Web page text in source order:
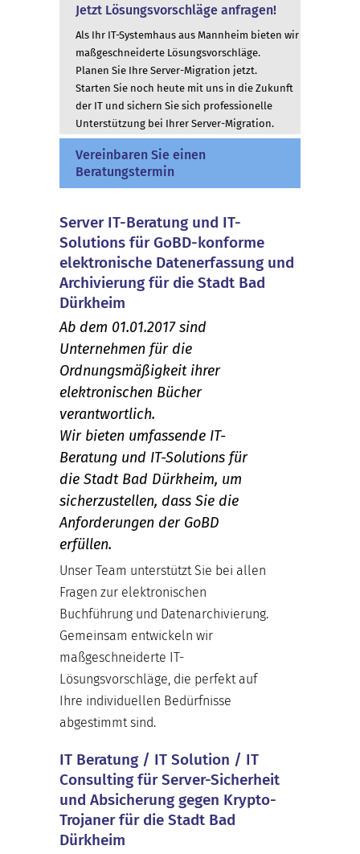
Jetzt Lösungsvorschläge anfragen!
Als Ihr IT-Systemhaus aus Mannheim bieten wir
maßgeschneiderte Lösungsvorschläge.
Planen Sie Ihre Server-Migration jetzt.
Starten Sie noch heute mit uns in die Zukunft
der IT und sichern Sie sich professionelle
Unterstützung bei Ihrer Server-Migration.
Vereinbaren Sie einen
Beratungstermin
Server IT-Beratung und IT-
Solutions für GoBD-konforme
elektronische Datenerfassung und
Archivierung für die Stadt Bad
Dürkheim
Ab dem 01.01.2017 sind
Unternehmen für die
Ordnungsmäßigkeit ihrer
elektronischen Bücher
verantwortlich.
Wir bieten umfassende IT-
Beratung und IT-Solutions für
die Stadt Bad Dürkheim, um
sicherzustellen, dass Sie die
Anforderungen der GoBD
erfüllen.
Unser Team unterstützt Sie bei allen
Fragen zur elektronischen
Buchführung und Datenarchivierung.
Gemeinsam entwickeln wir
maßgeschneiderte IT-
Lösungsvorschläge, die perfekt auf
Ihre individuellen Bedürfnisse
abgestimmt sind.
IT Beratung / IT Solution / IT
Consulting für Server-Sicherheit
und Absicherung gegen Krypto-
Trojaner für die Stadt Bad
Dürkheim